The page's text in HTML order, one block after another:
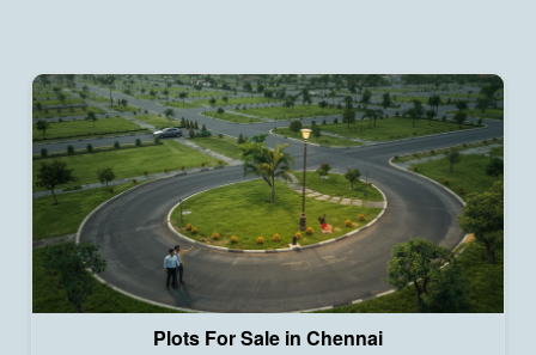
Plots For Sale in Chennai